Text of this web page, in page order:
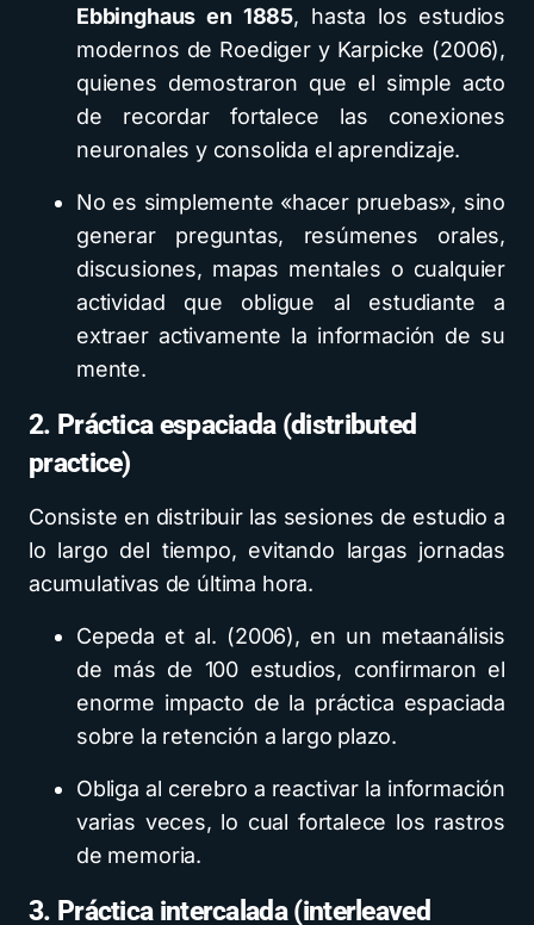
Ebbinghaus en 1885, hasta los estudios
modernos de Roediger y Karpicke (2006),
quienes demostraron que el simple acto
de recordar fortalece las conexiones
neuronales y consolida el aprendizaje.
No es simplemente «hacer pruebas», sino
generar preguntas, resúmenes orales,
discusiones, mapas mentales o cualquier
actividad que obligue al estudiante a
extraer activamente la información de su
mente.
2. Práctica espaciada (distributed
practice)
Consiste en distribuir las sesiones de estudio a
lo largo del tiempo, evitando largas jornadas
acumulativas de última hora.
Cepeda et al. (2006), en un metaanálisis
de más de 100 estudios, confirmaron el
enorme impacto de la práctica espaciada
sobre la retención a largo plazo.
Obliga al cerebro a reactivar la información
varias veces, lo cual fortalece los rastros
de memoria.
3. Práctica intercalada (interleaved